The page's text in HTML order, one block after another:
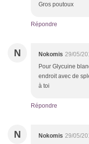
Gros poutoux
Répondre
N Nokomis 29/05/
Pour Glycuine
endroit avec de
à toi
Répondre
N Nokomis 29/05/